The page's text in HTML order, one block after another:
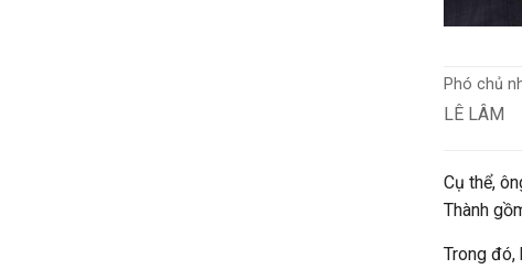
Phó chủ
LÊ LÂM
Cụ thể,
Thành
Trong đó,